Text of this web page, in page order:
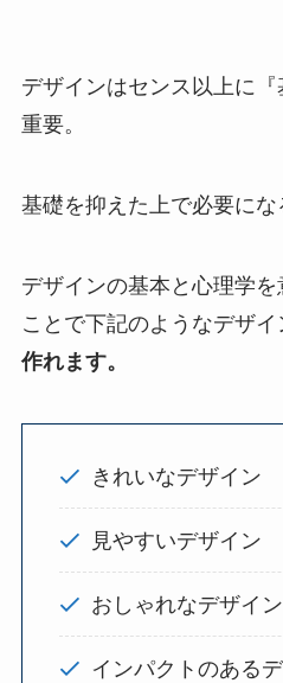
デザインはセンス以上に
重要。
基礎を抑えた上で必要にな
デザインの基本と心理学
ことで下記のようなデザイ
作れます。
きれいなデザイン
見やすいデザイン
おしゃれなデザイン
インパクトのある